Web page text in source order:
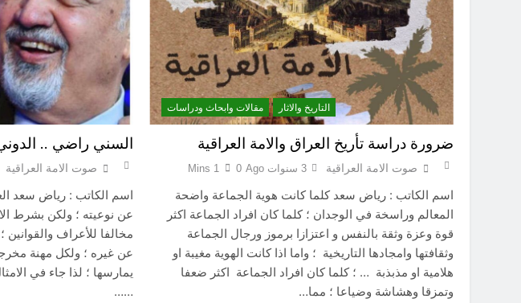
التاريخ والاثار مقالات وابحاث ودراسات
ضرورة دراسة تأريخ العراق والامة العراقية
صوت الامة العراقية 3 سنوات Ago 0
1 Mins
اسم الكاتب : رياض سعد كلما كانت هوية الجماعة واضحة
المعالم وراسخة في الوجدان ؛ كلما كان افراد الجماعة اكثر
قوة وعزة وثقة بالنفس و اعتزازا برموز ورجال الجماعة
وثقافتها وامجادها التاريخية ؛ واما اذا كانت الهوية مغيبة او
هلامية او مذبذبة … ؛ كلما كان افراد الجماعة اكثر ضعفا
وتمزقا وهشاشة وضياعا ؛ مما…
السني راضي ..
صوت الامة العراقية
اسم الكاتب : رياض سعد
عن نوعيته ؛ ولكن بشرط
مخالفا للأعراف
عن غيره ؛ ولكل مهنة
يمارسها ؛ لذا جاء في
……